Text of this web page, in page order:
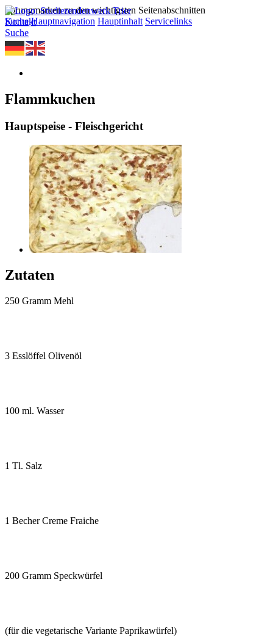
Sprungmarken zu den wichtigsten Seitenabschnitten
Suche Hauptnavigation Hauptinhalt Servicelinks
Kontakt
Suche
Flammkuchen
Hauptspeise - Fleischgericht
Zutaten
250 Gramm Mehl
3 Esslöffel Olivenöl
100 ml. Wasser
1 Tl. Salz
1 Becher Creme Fraiche
200 Gramm Speckwürfel
(für die vegetarische Variante Paprikawürfel)